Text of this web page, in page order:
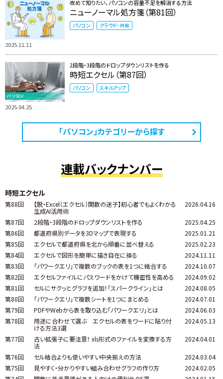
2025.11.11
改めて知りたい、パソコンの容量不足を解消する方法
ニューノーマル処方箋（第81回）
パソコン クラウド・共有
2025.04.25
2段階・3段階のドロップダウンリストを作る
時短エクセル（第87回）
パソコン スキルアップ
「パソコン」カテゴリーから探す
連載バックナンバー
時短エクセル
第88回
【脱・Excel（エクセル）関数の迷子】初心者でもよくわかる
生成AI活用術
2026.04.16
第87回 2段階・3段階のドロップダウンリストを作る
2025.04.25
第86回
都道府県別データを3Dマップで表現する
2025.01.21
第85回
エクセルで都道府県を北から順番に並べ替える
2025.02.23
第84回
エクセルで図形を簡単に描き自在に操る
2024.11.11
第83回
「パワークエリ」で複数のブックの表を1つに結合する
2024.10.07
第82回
エクセルファイルにパスワードをかけて機密性を高める
2024.09.02
第81回
セルにサクッとグラフを追加！「スパークライン」とは
2024.08.05
第80回
「パワークエリ」で複数シートを1つにまとめる
2024.07.01
第79回
PDFやWebから表を取り込む「パワークエリ」とは
2024.06.03
第78回
用途に合わせて選ぶ エクセルの表をワードに貼り付
ける方法3選
2024.05.13
第77回
古い拡張子に要注意！ xls形式のファイルを変換する方
法
2024.04.01
第76回 セル結合よりも使いやすい中央揃えの方法
2024.03.04
第75回
見やすく・分かりやすい組み合わせグラフの作り方
2024.02.05